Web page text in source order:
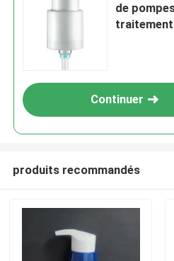
de
Continuer
produits recommandés